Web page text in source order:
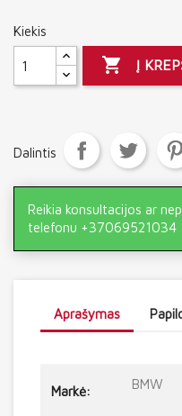
Kiekis
 Į
Dalintis
Reikia konsultacijos ar
telefonu +37069521034
Aprašymas
Markė: BMW